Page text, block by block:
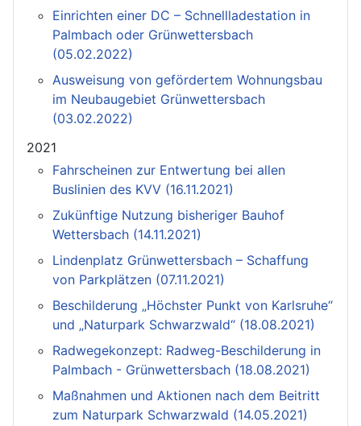
Einrichten einer DC – Schnellladestation in
Palmbach oder Grünwettersbach
(05.02.2022)
Ausweisung von gefördertem Wohnungsbau
im Neubaugebiet Grünwettersbach
(03.02.2022)
2021
Fahrscheinen zur Entwertung bei allen
Buslinien des KVV (16.11.2021)
Zukünftige Nutzung bisheriger Bauhof
Wettersbach (14.11.2021)
Lindenplatz Grünwettersbach – Schaffung
von Parkplätzen (07.11.2021)
Beschilderung „Höchster Punkt von Karlsruhe“
und „Naturpark Schwarzwald“ (18.08.2021)
Radwegekonzept: Radweg-Beschilderung in
Palmbach - Grünwettersbach (18.08.2021)
Maßnahmen und Aktionen nach dem Beitritt
zum Naturpark Schwarzwald (14.05.2021)